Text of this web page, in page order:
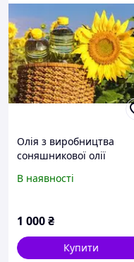
Олія з виробництва
соняшникової олії
зона
В наявності
1 000₴
Купити